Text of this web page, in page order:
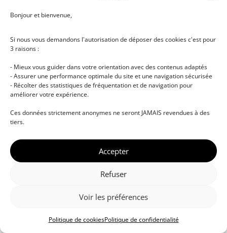
Bonjour et bienvenue,
Si nous vous demandons l'autorisation de déposer des cookies c'est pour
3 raisons :
- Mieux vous guider dans votre orientation avec des contenus adaptés
- Assurer une performance optimale du site et une navigation sécurisée
- Récolter des statistiques de fréquentation et de navigation pour
améliorer votre expérience.
Ces données strictement anonymes ne seront JAMAIS revendues à des
tiers.
Accepter
Refuser
Voir les préférences
Politique de cookiesPolitique de confidentialité
musicale • Certifications professionnelles • Paris •